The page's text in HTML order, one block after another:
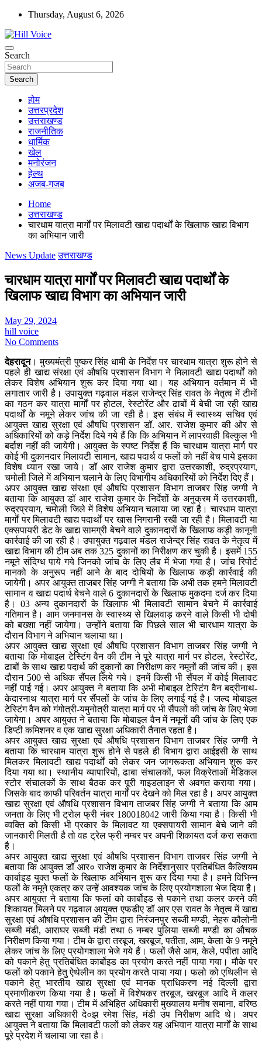
Skip
content
Thursday, August 6, 2026
Hill Voice
न्यूज़ पोर्टल
Search
Search
होम
उत्तरप्रदेश
उत्तराखण्ड
राजनीतिक
धार्मिक
खेल
मनोरंजन
हेल्थ
अजब-गजब
Home
उत्तराखण्ड
चारधाम यात्रा मार्गों पर मिलावटी खाद्य पदार्थों के खिलाफ खाद्य विभाग
का अभियान जारी
News Update उत्तराखण्ड
चारधाम यात्रा मार्गों पर मिलावटी खाद्य पदार्थों के
खिलाफ खाद्य विभाग का अभियान जारी
May 29, 2024
hill voice
No Comments
देहरादून। मुख्यमंत्री पुष्कर सिंह धामी के निर्देश पर चारधाम यात्रा शुरू होने से
पहले ही खाद्य संरक्षा एवं औषधि प्रशासन विभाग ने मिलावटी खाद्य पदार्थों को
लेकर विशेष अभियान शुरू कर दिया गया था। यह अभियान वर्तमान में भी
लगातार जारी है। उपायुक्त गढ़वाल मंडल राजेन्द्र सिंह रावत के नेतृत्व में टीमों
का गठन कर यात्रा मार्गों पर होटल, रेस्टोरेंट और ढाबों में बेची जा रही खाद्य
पदार्थों के नमूने लेकर जांच की जा रही है। इस संबंध में स्वास्थ्य सचिव एवं
आयुक्त खाद्य सुरक्षा एवं औषधि प्रशासन डॉ. आर. राजेश कुमार की ओर से
अधिकारियों को कड़े निर्देश दिये गये हैं कि कि अभियान में लापरवाही बिल्कुल भी
बर्दाश नहीं की जायेगी। आयुक्त के स्पष्ट निर्देश हैं कि चारधाम यात्रा मार्ग पर
कोई भी दुकानदार मिलावटी सामान, खाद्य पदार्थ व फलों को नहीं बेच पाये इसका
विशेष ध्यान रखा जाये। डॉ आर राजेश कुमार द्वारा उत्तरकाशी, रुद्रप्रयाग,
चमोली जिले में अभियान चलाने के लिए विभागीय अधिकारियों को निर्देश दिए हैं।
अपर आयुक्त खाद्य संरक्षा एवं औषधि प्रशासन विभाग ताजबर सिंह जग्गी ने
बताया कि आयुक्त डॉ आर राजेश कुमार के निर्देशों के अनुक्रम में उत्तरकाशी,
रुद्रप्रयाग, चमोली जिले में विशेष अभियान चलाया जा रहा है। चारधाम यात्रा
मार्गों पर मिलावटी खाद्य पदार्थों पर खास निगरानी रखी जा रही है। मिलावटी या
एक्सपायरी डेट के खाद्य सामग्री बेचने वाले दुकानदारों के खिलाफ कड़ी कानूनी
कार्रवाई की जा रही है। उपायुक्त गढ़वाल मंडल राजेन्द्र सिंह रावत के नेतृत्व में
खाद्य विभाग की टीम अब तक 325 दुकानों का निरीक्षण कर चुकी है। इसमें 155
नमूने संदिग्ध पाये गये जिनको जांच के लिए लैब में भेजा गया है। जांच रिपोर्ट
मानको के अनुरूप नहीं आने के बाद दोषियों के खिलाफ कड़ी कार्रवाई की
जायेगी। अपर आयुक्त ताजबर सिंह जग्गी ने बताया कि अभी तक हमने मिलावटी
सामान व खाद्य पदार्थ बेचने वाले 6 दुकानदारों के खिलाफ मुकदमा दर्ज कर दिया
है। 03 अन्य दुकानदारों के खिलाफ भी मिलावटी सामान बेचने में कार्रवाई
गतिमान है। आम जनमानस के स्वास्थ्य से खिलवाड़ करने वाले किसी भी दोषी
को बख्शा नहीं जायेगा। उन्होंने बताया कि पिछले साल भी चारधाम यात्रा के
दौरान विभाग ने अभियान चलाया था।
अपर आयुक्त खाद्य सुरक्षा एवं औषधि प्रशासन विभाग ताजबर सिंह जग्गी ने
बताया कि मोबाइल टेस्टिंग वैन की टीम ने पूरे यात्रा मार्ग पर होटल, रेस्टोरेंट,
ढाबों के साथ खाद्य पदार्थ की दुकानों का निरीक्षण कर नमूनों की जांच की। इस
दौरान 500 से अधिक सैंपल लिये गये। इनमें किसी भी सैंपल में कोई मिलावट
नहीं पाई गई। अपर आयुक्त ने बताया कि अभी मोबाइल टेस्टिंग वैन बद्रीनाथ-
केदारनाथ यात्रा मार्ग पर सैंपलों के जांच के लिए लगाई गई है। जल्द मोबाइल
टेस्टिंग वैन को गंगोत्री-यमुनोत्री यात्रा मार्ग पर भी सैंपलों की जांच के लिए भेजा
जायेगा। अपर आयुक्त ने बताया कि मोबाइल वैन में नमूनों की जांच के लिए एक
डिप्टी कमिशनर व एक खाद्य सुरक्षा अधिकारी तैनात रहता है।
अपर आयुक्त खाद्य सुरक्षा एवं औषधि प्रशासन विभाग ताजबर सिंह जग्गी ने
बताया कि चारधाम यात्रा शुरू होने से पहले ही विभाग द्वारा आईइसी के साथ
मिलकर मिलावटी खाद्य पदार्थों को लेकर जन जागरूकता अभियान शुरू कर
दिया गया था। स्थानीय व्यापारियों, ढाबा संचालकों, फल विक्रेताओं मेडिकल
स्टोर संचालकों के साथ बैठक कर पूरी गाइडलाइन से अवगत कराया गया।
जिसके बाद काफी परिवर्तन यात्रा मार्गों पर देखने को मिल रहा है। अपर आयुक्त
खाद्य सुरक्षा एवं औषधि प्रशासन विभाग ताजबर सिंह जग्गी ने बताया कि आम
जनता के लिए भी ट्रोल फ्री नंबर 180018042 जारी किया गया है। किसी भी
व्यक्ति को किसी भी प्रकार के मिलावट या एक्सपायरी सामान बेचे जाने की
जानकारी मिलती है तो वह ट्रेल फ्री नम्बर पर अपनी शिकायत दर्ज करा सकता
है।
अपर आयुक्त खाद्य सुरक्षा एवं औषधि प्रशासन विभाग ताजबर सिंह जग्गी ने
बताया कि आयुक्त डॉ आर० राजेश कुमार के निर्देशानुसार प्रतिबंधित कैल्शियम
कार्बाइड युक्त फलों के खिलाफ अभियान शुरू कर दिया गया है। हमने विभिन्न
फलों के नमूने एकत्र कर उन्हें आवश्यक जांच के लिए प्रयोगशाला भेज दिया है।
अपर आयुक्त ने बताया कि फलां को कार्बोइड से पकाने तथा कलर करने की
शिकायत मिलने पर गढ़वाल आयुक्त एफडीए डॉ आर एस रावत के नेतृत्व में खाद्य
सुरक्षा एवं औषधि प्रशासन की टीम द्वारा निरंजनपुर सब्जी मण्डी, नेहरु कौलोनी
सब्जी मंडी, आराघर सब्जी मंडी तथा 6 नम्बर पुलिया सब्जी मण्डी का औचक
निरीक्षण किया गया। टीम के द्वारा तरबूज, खरबूज, पतीता, आम, केला के 9 नमूने
लेकर जांच के लिए प्रयोगशाला भेजे गये हैं। फलों जैसे आम, केले, पपीता आदि
को पकाने हेतु प्रतिबंधित कार्बोइड का प्रयोग करते नहीं पाया गया। मौके पर
फलों को पकाने हेतु ऐथेलीन का प्रयोग करते पाया गया। फलो को एथिलीन से
पकाने हेतु भारतीय खाद्य सुरक्षा एवं मानक प्राधिकरण नई दिल्ली द्वारा
प्रमाणीकरण किया गया है। फलों में विशेषकर तरबूज, खरबूज आदि में कलर
करते नहीं पाया गया। टीम में अभिहित अधिकारी मुख्यालय मनीष समाना, वरिष्ठ
खाद्य सुरक्षा अधिकारी दे०झ रमेश सिंह, मंडी उप निरीक्षण आदि थे। अपर
आयुक्त ने बताया कि मिलावटी फलों को लेकर यह अभियान यात्रा मार्गों के साथ
पूरे प्रदेश में चलाया जा रहा है।